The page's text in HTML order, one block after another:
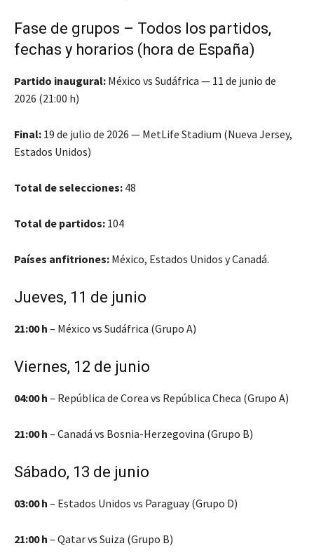
Fase de grupos – Todos los partidos,
fechas y horarios (hora de España)
Partido inaugural: México vs Sudáfrica — 11 de junio de
2026 (21:00 h)
Final: 19 de julio de 2026 — MetLife Stadium (Nueva Jersey,
Estados Unidos)
Total de selecciones: 48
Total de partidos: 104
Países anfitriones: México, Estados Unidos y Canadá.
Jueves, 11 de junio
21:00 h – México vs Sudáfrica (Grupo A)
Viernes, 12 de junio
04:00 h – República de Corea vs República Checa (Grupo A)
21:00 h – Canadá vs Bosnia-Herzegovina (Grupo B)
Sábado, 13 de junio
03:00 h – Estados Unidos vs Paraguay (Grupo D)
21:00 h – Qatar vs Suiza (Grupo B)